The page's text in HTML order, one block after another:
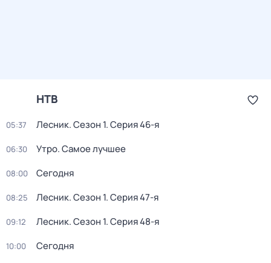
НТВ
05:37 Лесник. Сезон 1. Серия 46-я
06:30 Утро. Самое лучшее
08:00 Сегодня
08:25 Лесник. Сезон 1. Серия 47-я
09:12 Лесник. Сезон 1. Серия 48-я
10:00 Сегодня